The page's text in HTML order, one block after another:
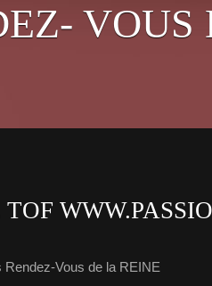
VOUS
Rendez-Vous de la REINE